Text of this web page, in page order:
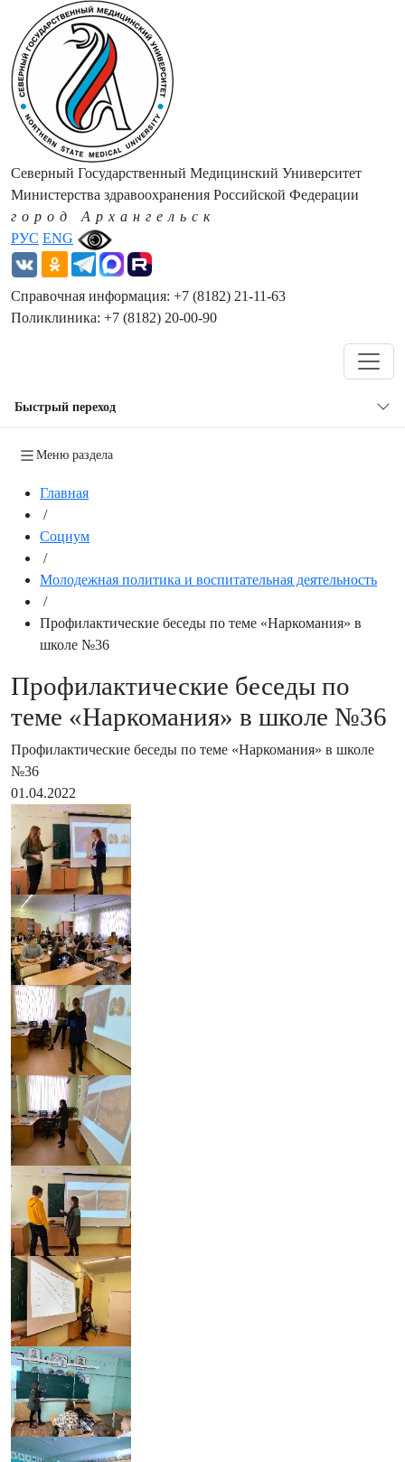
РУС ENG
Северный Государственный Медицинский Университет
Министерства здравоохранения Российской Федерации
город Архангельск
Справочная информация: +7 (8182) 21-11-63
Поликлиника: +7 (8182) 20-00-90
Быстрый переход
Меню раздела
Главная
/
Социум
/
Молодежная политика и воспитательная деятельность
/
Профилактические беседы по теме «Наркомания» в
школе №36
Профилактические беседы по
теме «Наркомания» в школе №36
Профилактические беседы по теме «Наркомания» в школе
№36
01.04.2022